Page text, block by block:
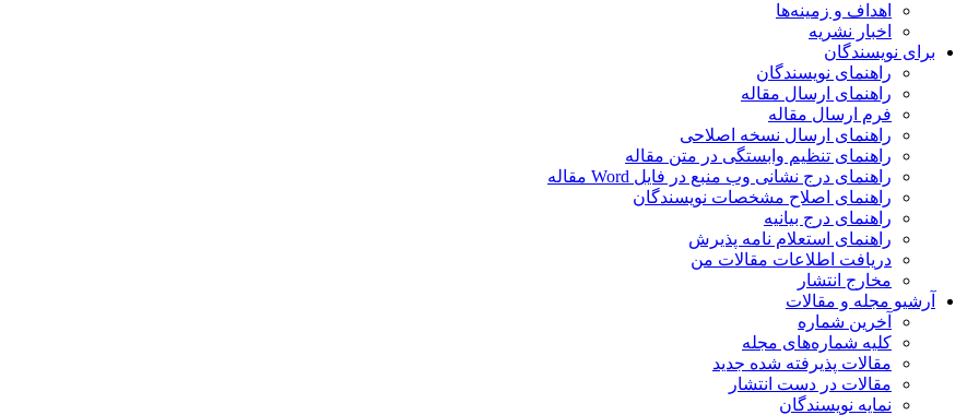
اهداف و زمینه‌ها
اخبار نشریه
برای نویسندگان
راهنمای نویسندگان
راهنمای ارسال مقاله
فرم ارسال مقاله
راهنمای ارسال نسخه اصلاحی
راهنمای تنظیم وابستگی در متن مقاله
راهنمای درج نشانی وب منبع در فایل Word مقاله
راهنمای اصلاح مشخصات نویسندگان
راهنمای درج بیانیه
راهنمای استعلام نامه پذیرش
دریافت اطلاعات مقالات من
مخارج انتشار
آرشیو مجله و مقالات
آخرین شماره
کلیه شماره‌های مجله
مقالات پذیرفته شده جدید
مقالات در دست انتشار
نمایه نویسندگان